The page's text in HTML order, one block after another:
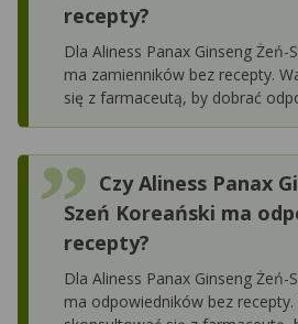
recepty?
Dla Aliness Panax Ginseng Żeń-
ma zamienników bez recepty.
się z farmaceutą, by dobrać
Czy Aliness Panax
Szeń Koreański ma
recepty?
Dla Aliness Panax Ginseng Żeń-
ma odpowiedników bez recepty.